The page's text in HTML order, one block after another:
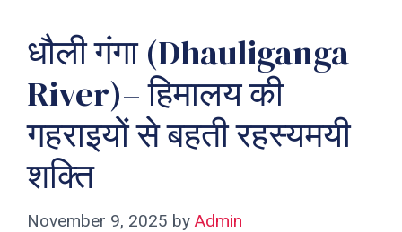
धौली गंगा (Dhauliganga
River)– हिमालय की
गहराइयों से बहती रहस्यमयी
शक्ति
November 9, 2025 by Admin